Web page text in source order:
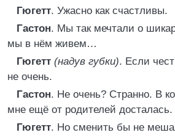
Гюгетт. Ужасно как счастливы.
Гастон. Мы так мечтали о
мы в нём живем…
Гюгетт (надув губки). Если
не очень.
Гастон. Не очень? Странно. В
мне ещё от родителей досталась.
Гюгетт. Но сменить бы не